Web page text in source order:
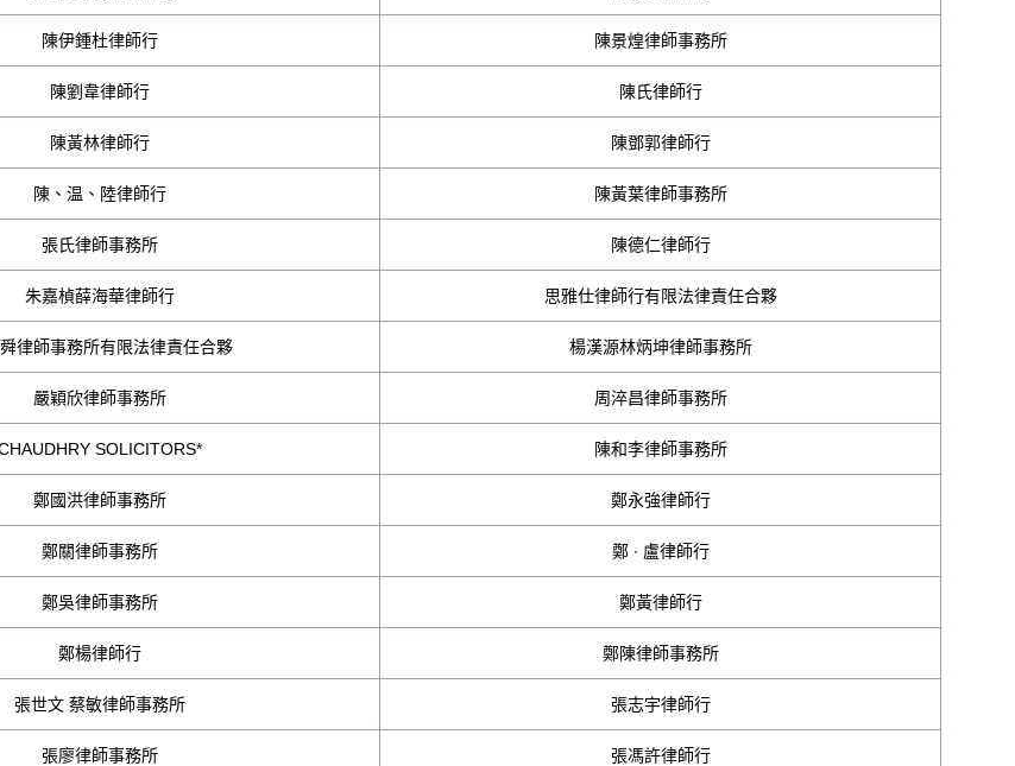
陳伊鍾杜律師行 陳景煌律師事務所
陳劉韋律師行 陳氏律師行
陳黃林律師行 陳鄧郭律師行
陳、温、陸律師行 陳黃葉律師事務所
張氏律師事務所 陳德仁律師行
朱嘉楨薛海華律師行 思雅仕律師行有限法律責任合夥
律師事務所有限法律責任合夥 楊漢源林炳坤律師事務所
嚴穎欣律師事務所 周淬昌律師事務所
SOLICITORS* 陳和李律師事務所
鄭國洪律師事務所 鄭永強律師行
鄭關律師事務所 鄭 ∙ 盧律師行
鄭吳律師事務所 鄭黃律師行
鄭楊律師行 鄭陳律師事務所
張世文 蔡敏律師事務所 張志宇律師行
張廖律師事務所 張馮許律師行